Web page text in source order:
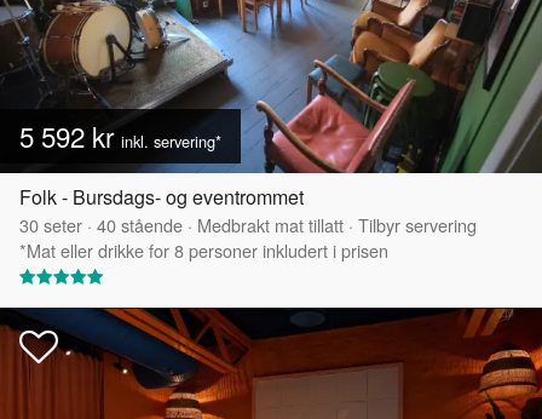
5 592 kr inkl. servering*
Folk - Bursdags- og eventrommet
30seter · 40stående · Medbrakt mat tillatt · Tilbyr servering
*Mat eller drikke for 8 personer inkludert i prisen